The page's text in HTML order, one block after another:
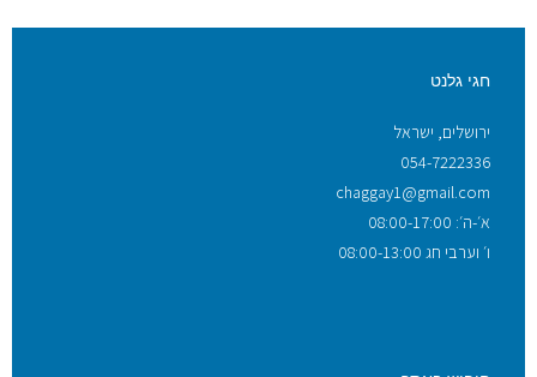
חגי גלנט
ירושלים, ישראל
054-7222336
chaggay1@gmail.com
א׳-ה׳: 08:00-17:00
ו׳ וערבי חג 08:00-13:00